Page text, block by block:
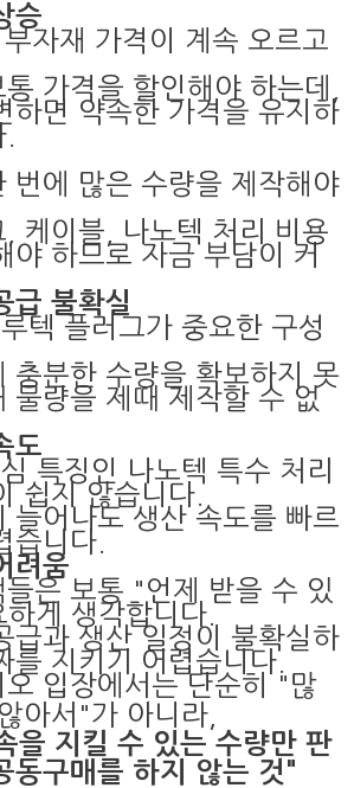
승
자재 가격이 계속 오르고
가격을 할인해야 하는데,
하면 약속한 가격을 유지하
번에 많은 수량을 제작해야
, 케이블, 나노텍 처리 비용
야 하므로 자금 부담이 커
급 불확실
텍 플러그가 중요한 구성
충분한 수량을 확보하지 못
물량을 제때 제작할 수 없
도
특징인 나노텍 특수 처리
쉽지 않습니다.
늘어나도 생산 속도를 빠르
습니다.
려움
은 보통 "언제 받을 수 있
게 생각합니다.
급과 생산 일정이 불확실하
를 지키기 어렵습니다.
오 입장에서는 단순히 "많
아서"가 아니라,
을 지킬 수 있는 수량만 판
동구매를 하지 않는 것"